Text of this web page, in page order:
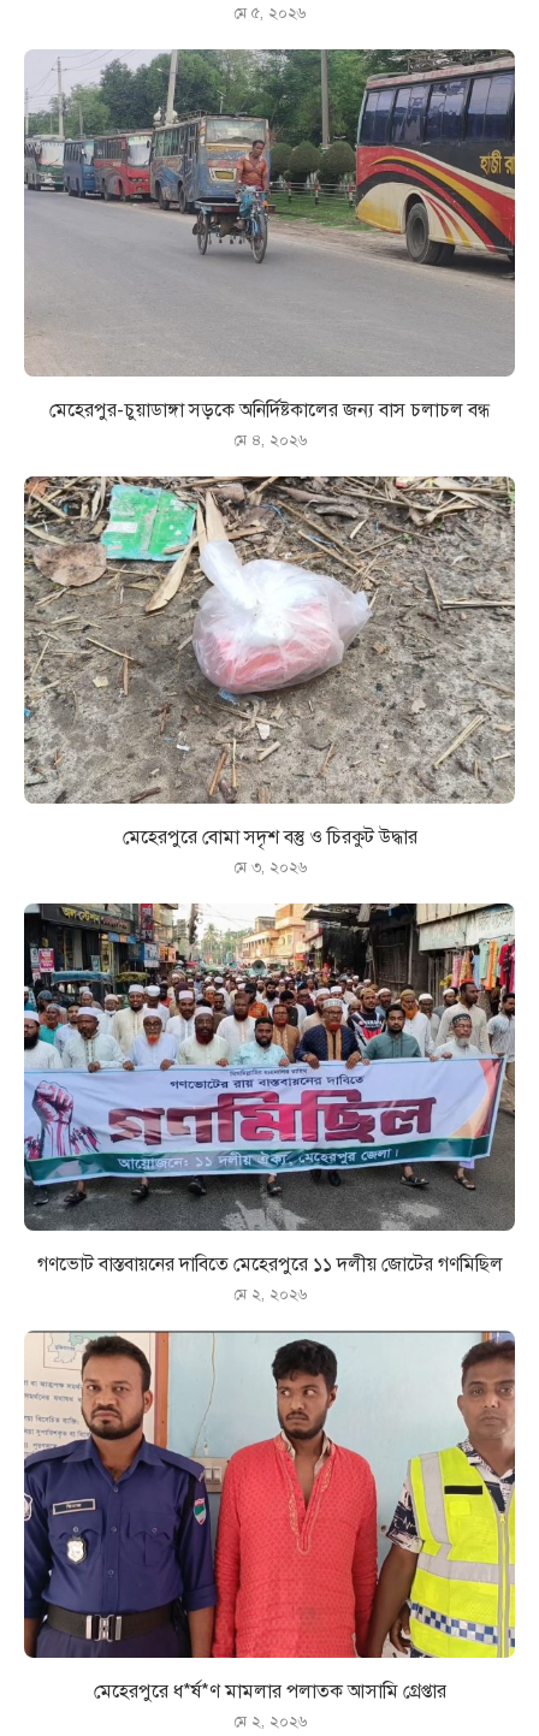
মে ৫, ২০২৬
মেহেরপুর-চুয়াডাঙ্গা সড়কে অনির্দিষ্টকালের জন্য বাস চলাচল বন্ধ
মে ৪, ২০২৬
মেহেরপুরে বোমা সদৃশ বস্তু ও চিরকুট উদ্ধার
মে ৩, ২০২৬
গণভোট বাস্তবায়নের দাবিতে মেহেরপুরে ১১ দলীয় জোটের গণমিছিল
মে ২, ২০২৬
মেহেরপুরে ধ*র্ষ*ণ মামলার পলাতক আসামি গ্রেপ্তার
মে ২, ২০২৬